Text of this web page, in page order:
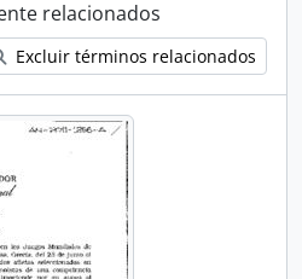
relacionados
Excluir términos relacionados